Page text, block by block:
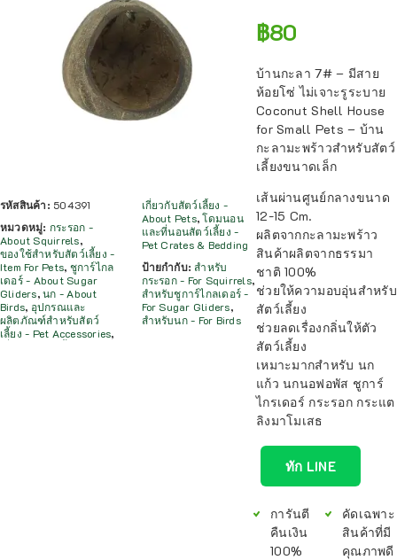
รหัสสินค้า: 504391
หมวดหมู่: กระรอก -
About Squirrels,
ของใช้สำหรับสัตว์เลี้ยง -
Item For Pets, ชูการ์ไกล
เดอร์ - About Sugar
Gliders,นก - About
Birds, อุปกรณและ
ผลิตภัณฑ์สำหรับสัตว์
เลี้ยง - Pet Accessories,
เกี่ยวกับสัตว์เลี้ยง -
About Pets,โดมนอน
และที่นอนสัตว์เลี้ยง -
Pet Crates & Bedding
ป้ายกำกับ:สำหรับ
กระรอก - For Squirrels,
สำหรับชูการ์ไกลเดอร์ -
For Sugar Gliders,
สำหรับนก - For Birds
฿80
บ้านกะลา 7# – มีสาย
ห้อยโซ่ ไม่เจาะรูระบาย
Coconut Shell House
for Small Pets – บ้าน
กะลามะพร้าวสำหรับสัตว์
เลี้ยงขนาดเล็ก
เส้นผ่านศูนย์กลางขนาด
12-15 Cm.
ผลิตจากกะลามะพร้าว
สินค้าผลิตจากธรรมา
ชาติ 100%
ช่วยให้ความอบอุ่นสำหรับ
สัตว์เลี้ยง
ช่วยลดเรื่องกลิ่นให้ตัว
สัตว์เลี้ยง
เหมาะมากสำหรับ นก
แก้ว นกนอฟอพัส ชูการ์
ไกรเดอร์ กระรอก กระแต
ลิงมาโมเสธ
ทัก LINE
การันตี
คืนเงิน
100%
คัดเฉพาะ
สินค้าที่มี
คุณภาพดี